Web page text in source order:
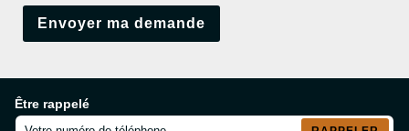
Être rappelé